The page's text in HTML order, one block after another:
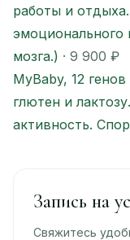
работы и
эмоционального
мозга.) · 9 900 ₽
MyBaby, 12
глютен и
активность.
Запись на
Свяжитесь